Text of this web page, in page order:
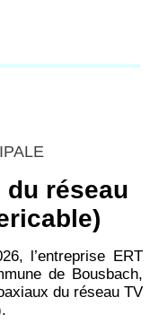
du réseau
l’entreprise ERT
de Bousbach,
du réseau TV